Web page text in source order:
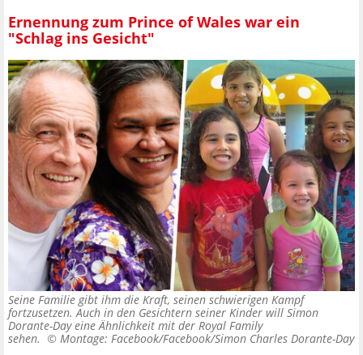
Ernennung zum Prince of Wales war ein
"Schlag ins Gesicht"
Seine Familie gibt ihm die Kraft, seinen schwierigen Kampf
fortzusetzen. Auch in den Gesichtern seiner Kinder will Simon
Dorante-Day eine Ähnlichkeit mit der Royal Family
sehen. © Montage: Facebook/Facebook/Simon Charles Dorante-Day